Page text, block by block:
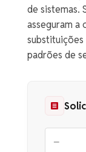
de sistemas.
asseguram a
padrões de
−